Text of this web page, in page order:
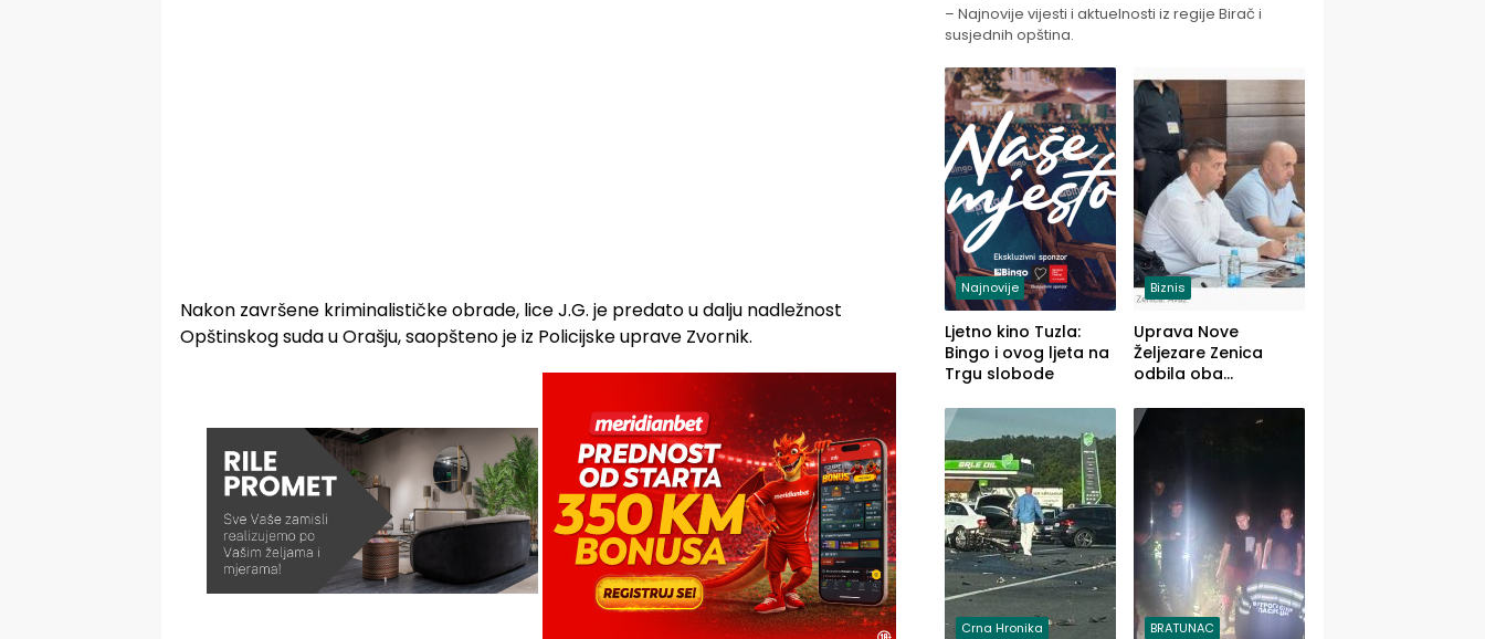
Nakon završene kriminalističke obrade, lice J.G. je predato u dalju nadležnost
Opštinskog suda u Orašju, saopšteno je iz Policijske uprave Zvornik.
– Najnovije vijesti i aktuelnosti iz regije Birač i
susjednih opština.
Najnovije
Ljetno kino Tuzla:
Bingo i ovog ljeta na
Trgu slobode
Biznis
Uprava Nove
Željezare Zenica
odbila oba
FBiH: Ustrajni da je
stečaj jedino rješenje
Crna Hronika BRATUNAC